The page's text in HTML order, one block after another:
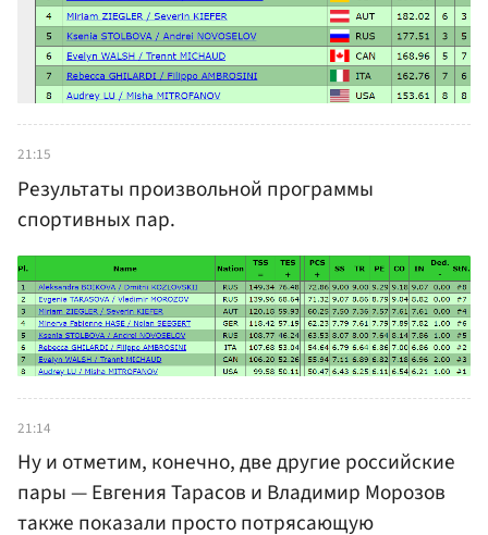
21:15
Результаты произвольной программы
спортивных пар.
21:14
Ну и отметим, конечно, две другие российские
пары — Евгения Тарасов и Владимир Морозов
также показали просто потрясающую